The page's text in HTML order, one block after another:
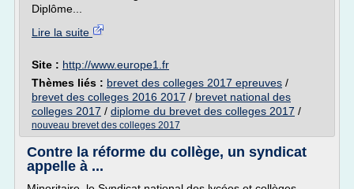
Diplôme...
Lire la suite
Site : http://www.europe1.fr
Thèmes liés : brevet des colleges 2017 epreuves /
brevet des colleges 2016 2017 / brevet national des
colleges 2017 / diplome du brevet des colleges 2017 /
nouveau brevet des colleges 2017
Contre la réforme du collège, un syndicat
appelle à ...